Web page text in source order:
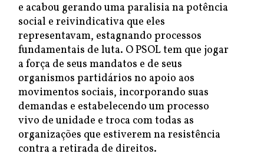
e acabou gerando uma paralisia na potência
social e reivindicativa que eles
representavam, estagnando processos
fundamentais de luta. O PSOL tem que jogar
a força de seus mandatos e de seus
organismos partidários no apoio aos
movimentos sociais, incorporando suas
demandas e estabelecendo um processo
vivo de unidade e troca com todas as
organizações que estiverem na resistência
contra a retirada de direitos.